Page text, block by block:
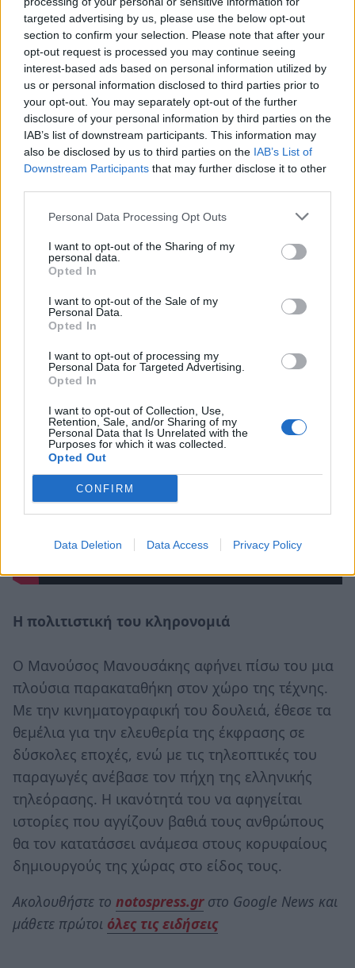
targeted advertising by us, please use the below opt-out
section to confirm your selection. Please note that after your
opt-out request is processed you may continue seeing
interest-based ads based on personal information utilized by
us or personal information disclosed to third parties prior to
your opt-out. You may separately opt-out of the further
disclosure of your personal information by third parties on the
IAB’s list of downstream participants. This information may
also be disclosed by us to third parties on the IAB’s List of
Downstream Participants that may further disclose it to other
Personal Data Processing Opt Outs
I want to opt-out of the Sharing of my
personal data.
Opted In
I want to opt-out of the Sale of my
Personal Data.
Opted In
I want to opt-out of processing my
Personal Data for Targeted Advertising.
Opted In
I want to opt-out of Collection, Use,
Retention, Sale, and/or Sharing of my
Personal Data that Is Unrelated with the
Purposes for which it was collected.
Opted Out
CONFIRM
Data Deletion Data Access Privacy Policy
Με θεματολογία που περιστρεφόταν γύρω από
απαγορευμένους έρωτες και κοινωνικά
υψηλά νούμερα τηλεθέασης. Ο Μανουσάκης
κατόρθωσε να παντρέψει την καλλιτεχνική
ευαισθησία με την εμπορική επιτυχία,
δημιουργώντας παραγωγές που παραμένουν
διαχρονικές.
Η αγάπη ήρθε από μακριά
Η πολιτιστική του κληρονομιά
Ο Μανούσος Μανουσάκης αφήνει πίσω του μια
πλούσια παρακαταθήκη στον χώρο της τέχνης.
Με την κινηματογραφική του δουλειά, έθεσε τα
θεμέλια για την ελευθερία της έκφρασης σε
δύσκολες εποχές, ενώ με τις τηλεοπτικές του
παραγωγές ανέβασε τον πήχη της ελληνικής
τηλεόρασης. Η ικανότητά του να αφηγείται
ιστορίες που αγγίζουν βαθιά τους ανθρώπους
θα τον κατατάσσει ανάμεσα στους κορυφαίους
δημιουργούς της χώρας στο είδος τους.
Ακολουθήστε το notospress.grστο Google News και
μάθετε πρώτοι όλες τις ειδήσεις